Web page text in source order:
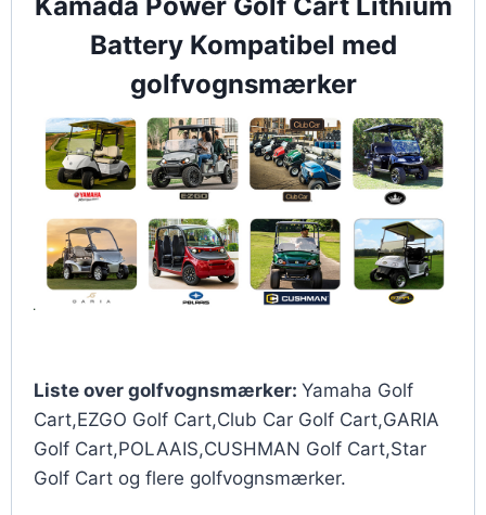
Battery Kompatibel med
golfvognsmærker
Liste over golfvognsmærker: Yamaha Golf
Cart,EZGO Golf Cart,Club Car Golf Cart,GARIA
Golf Cart,POLAAIS,CUSHMAN Golf Cart,Star
Golf Cart og flere golfvognsmærker.